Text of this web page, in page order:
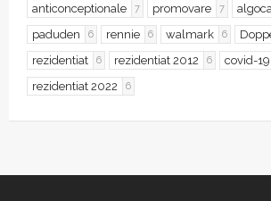
anticonceptionale 7 promovare 7
paduden 6 rennie 6 walmark 6
rezidentiat 6 rezidentiat 2012 6 covid-19
rezidentiat 2022 6